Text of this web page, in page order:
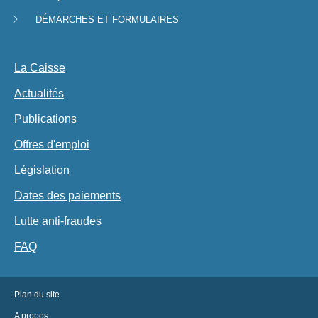
navigation
DÉMARCHES ET FORMULAIRES
La Caisse
Actualités
Publications
Offres d'emploi
Législation
Dates des paiements
Lutte anti-fraudes
FAQ
Plan du site